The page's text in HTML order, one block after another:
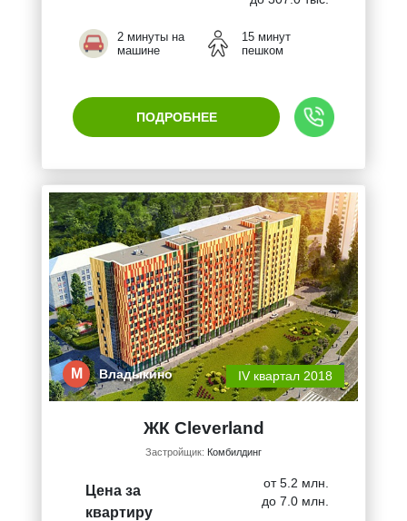
2 минуты на
машине
15 минут
пешком
ПОДРОБНЕЕ
М Владыкино IV квартал 2018
ЖК Cleverland
Застройщик: Комбилдинг
Цена за
квартиру
от 5.2 млн.
до 7.0 млн.